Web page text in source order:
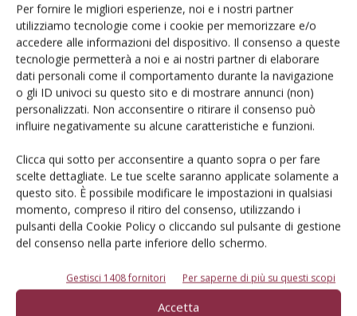
Per fornire le migliori esperienze, noi e i nostri partner
utilizziamo tecnologie come i cookie per memorizzare e/o
accedere alle informazioni del dispositivo. Il consenso a queste
tecnologie permetterà a noi e ai nostri partner di elaborare
dati personali come il comportamento durante la navigazione
o gli ID univoci su questo sito e di mostrare annunci (non)
personalizzati. Non acconsentire o ritirare il consenso può
influire negativamente su alcune caratteristiche e funzioni.
Clicca qui sotto per acconsentire a quanto sopra o per fare
scelte dettagliate. Le tue scelte saranno applicate solamente a
questo sito. È possibile modificare le impostazioni in qualsiasi
momento, compreso il ritiro del consenso, utilizzando i
pulsanti della Cookie Policy o cliccando sul pulsante di gestione
del consenso nella parte inferiore dello schermo.
Gestisci 1408 fornitori Per saperne di più su questi scopi
Accetta
Salva il mio nome, email e sito web in questo browser per la
prossima volta che commento.
E-magazine
Tecniche, prodotti e servizi dalle aziende